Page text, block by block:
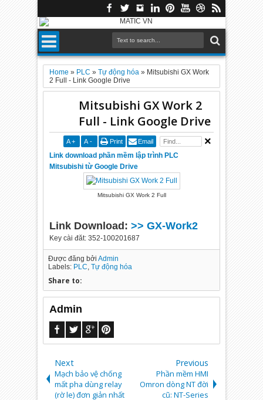
Home » PLC »Tự động hóa » Mitsubishi GX Work
2 Full - Link Google Drive
Mitsubishi GX Work 2
Full - Link Google Drive
A + A - Print Email
Link download phần mềm lập trình PLC
Mitsubishi từ Google Drive
Mitsubishi GX Work 2 Full
Link Download:>> GX-Work2
Key cài đăt: 352-100201687
Được đăng bởiAdmin
Labels: PLC,Tự động hóa
Share to:
Admin
Next
Mạch bảo vệ chống
mất pha dùng relay
(rờ le) đơn giản nhất
Previous
Phần mềm HMI
Omron dòng NT đời
cũ: NT-Series